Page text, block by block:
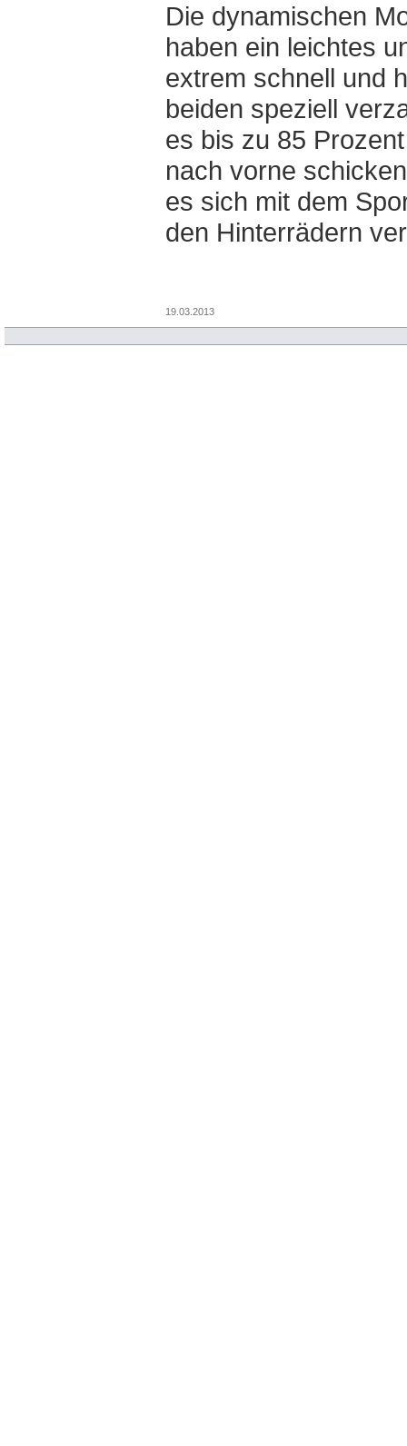
Die dynamischen
haben ein leichtes
extrem schnell und
beiden speziell
es bis zu 85
nach vorne
es sich mit dem
den Hinterrädern
19.03.2013